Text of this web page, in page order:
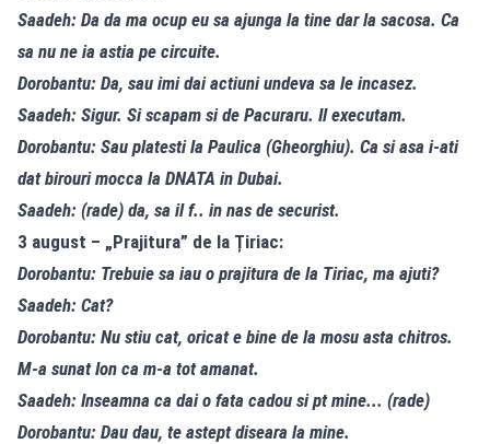
Saadeh: Da da ma ocup eu sa ajunga la tine dar la sacosa. Ca
sa nu ne ia astia pe circuite.
Dorobantu: Da, sau imi dai actiuni undeva sa le incasez.
Saadeh: Sigur. Si scapam si de Pacuraru. Il executam.
Dorobantu: Sau platesti la Paulica (Gheorghiu). Ca si asa i-ati
dat birouri mocca la DNATA in Dubai.
Saadeh: (rade) da, sa il f.. in nas de securist.
3 august – „Prajitura” de la Țiriac:
Dorobantu: Trebuie sa iau o prajitura de la Tiriac, ma ajuti?
Saadeh: Cat?
Dorobantu: Nu stiu cat, oricat e bine de la mosu asta chitros.
M-a sunat Ion ca m-a tot amanat.
Saadeh: Inseamna ca dai o fata cadou si pt mine... (rade)
Dorobantu: Dau dau, te astept diseara la mine.